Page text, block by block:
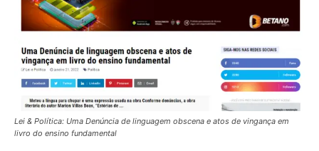
Lei & Política: Uma Denúncia de linguagem obscena e atos de vingança em
livro do ensino fundamental